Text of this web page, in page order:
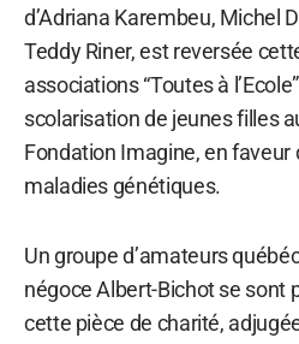
d’Adriana Karembeu, Michel
Teddy Riner, est reversée
associations “Toutes à
scolarisation de jeunes filles
Fondation Imagine, en faveur
maladies génétiques.
Un groupe d’amateurs
négoce Albert-Bichot se sont
cette pièce de charité,